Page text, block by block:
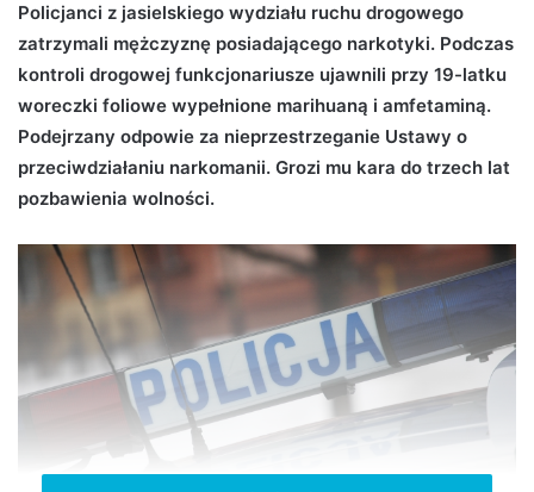
n
d
a
n
e
m
l
Policjanci z jasielskiego wydziału ruchu drogowego
zatrzymali mężczyznę posiadającego narkotyki. Podczas
kontroli drogowej funkcjonariusze ujawnili przy 19-latku
woreczki foliowe wypełnione marihuaną i amfetaminą.
Podejrzany odpowie za nieprzestrzeganie Ustawy o
przeciwdziałaniu narkomanii. Grozi mu kara do trzech lat
pozbawienia wolności.